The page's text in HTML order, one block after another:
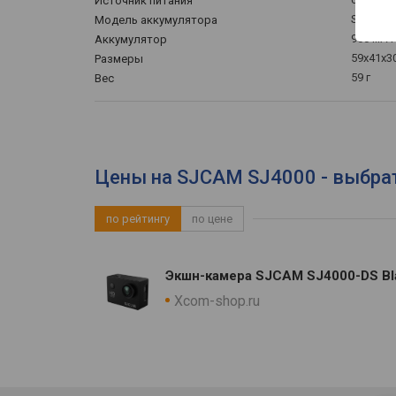
Модель аккумулятора
SJ-BAT-10
Аккумулятор
900 мАч
Размеры
Вес
59 г
Цены на SJCAM SJ4000 -
по рейтингу по цене
Экшн-камера SJCAM SJ4000-DS
Xcom-shop.ru